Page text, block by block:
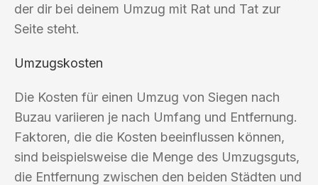
der dir bei deinem Umzug mit Rat und Tat zur
Seite steht.
Umzugskosten
Die Kosten für einen Umzug von Siegen nach
Buzau variieren je nach Umfang und Entfernung.
Faktoren, die die Kosten beeinflussen können,
sind beispielsweise die Menge des Umzugsguts,
die Entfernung zwischen den beiden Städten und